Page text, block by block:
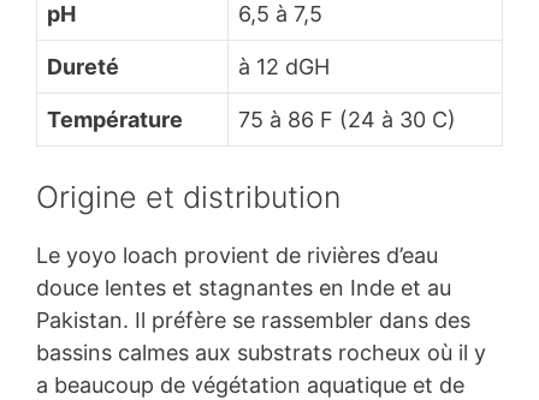
pH 6,5 à 7,5
Dureté à 12 dGH
Température 75 à 86 F (24 à 30 C)
Origine et distribution
Le yoyo loach provient de rivières d’eau
douce lentes et stagnantes en Inde et au
Pakistan. Il préfère se rassembler dans des
bassins calmes aux substrats rocheux où il y
a beaucoup de végétation aquatique et de